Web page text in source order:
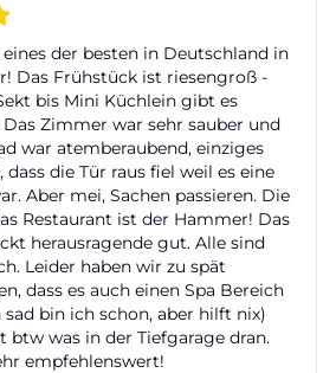
sich die Congressgarage
Tariftabellen; werktags gilt
Freiparkzeit bei schneller
30‑Minuten‑Takte, und als
Tagespauschale von etwa 13 €
Abends und an Sonn‑ und
Pauschalen an. Für
das: transparente
Nähe zum Zimmer
ohne
öffentlichen Straßenraum. Für
der besten in Deutschland in
Das Frühstück ist riesengroß -
bis Mini Küchlein gibt es
Zimmer war sehr sauber und
war atemberaubend, einziges
die Tür raus fiel weil es eine
Aber mei, Sachen passieren. Die
Restaurant ist der Hammer! Das
herausragende gut. Alle sind
Leider haben wir zu spät
dass es auch einen Spa Bereich
bin ich schon, aber hilft nix)
btw was in der Tiefgarage dran.
empfehlenswert!